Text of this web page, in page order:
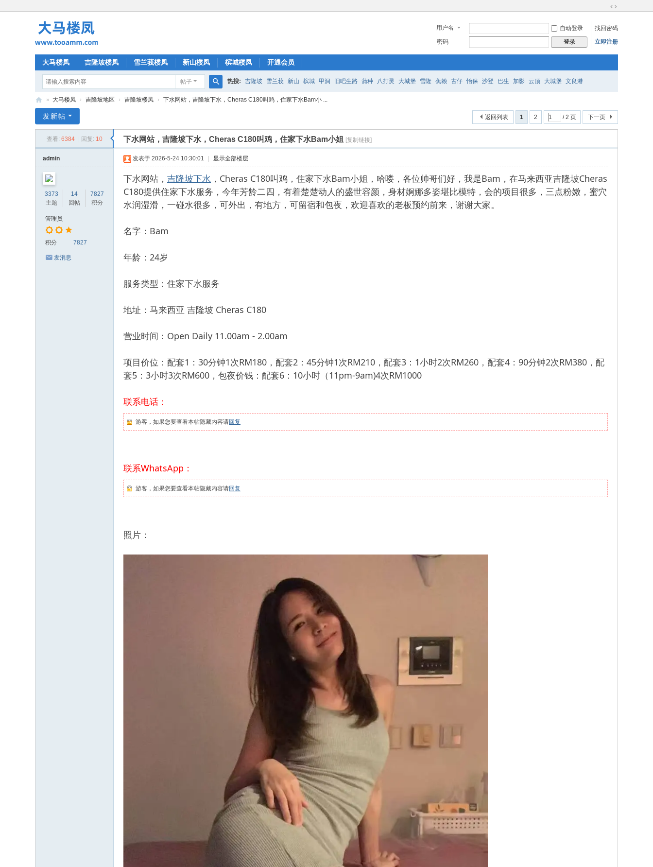
换
到
宽
用户名 自动登录
找回密码
密码
登录 立即注册
大马楼凤 吉隆坡楼凤 雪兰莪楼凤 新山楼凤 槟城楼凤 开通会员
帖子
搜
热搜: 吉隆坡 雪兰莪 新山 槟城 甲洞 旧吧生路 蒲种 八打灵 大城堡 雪隆 蕉赖 古仔 怡保 沙登 巴生 加影 云顶 大城堡 文良港
马
» 大马楼凤 › 吉隆坡地区 › 吉隆坡楼凤 › 下水网站，吉隆坡下水，Cheras C180叫鸡，住家下水Bam小 ...
1 2 / 2 页 下一页
返回列表
发新帖
查看: 6384 回复: 10 下水网站，吉隆坡下水，Cheras C180叫鸡，住家下水Bam小姐 [复制链接]
admin
3373
主题
14
回帖
7827
积分
管理员
积分 7827
发消息
发表于 2026-5-24 10:30:01 显示全部楼层
下水网站， 吉隆坡下水 ，Cheras C180叫鸡，住家下水Bam小姐，哈喽，各位帅哥们好，我是Bam，在马来西亚吉隆坡Cheras
C180提供住家下水服务，今年芳龄二四，有着楚楚动人的盛世容颜，身材婀娜多姿堪比模特，会的项目很多，三点粉嫩，蜜穴
水润湿滑，一碰水很多，可外出，有地方，可留宿和包夜，欢迎喜欢的老板预约前来，谢谢大家。
名字：Bam
年龄：24岁
服务类型：住家下水服务
地址：马来西亚 吉隆坡 Cheras C180
营业时间：Open Daily 11.00am - 2.00am
项目价位：配套1：30分钟1次RM180，配套2：45分钟1次RM210，配套3：1小时2次RM260，配套4：90分钟2次RM380，配
套5：3小时3次RM600，包夜价钱：配套6：10小时（11pm-9am)4次RM1000
联系电话：
游客，如果您要查看本帖隐藏内容请回复
联系WhatsApp：
游客，如果您要查看本帖隐藏内容请回复
照片：